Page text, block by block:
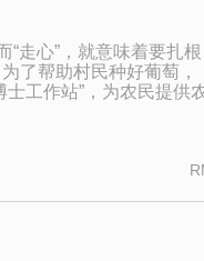
走心”，就意味着要扎根
了帮助村民种好葡萄，
工作站”，为农民提供